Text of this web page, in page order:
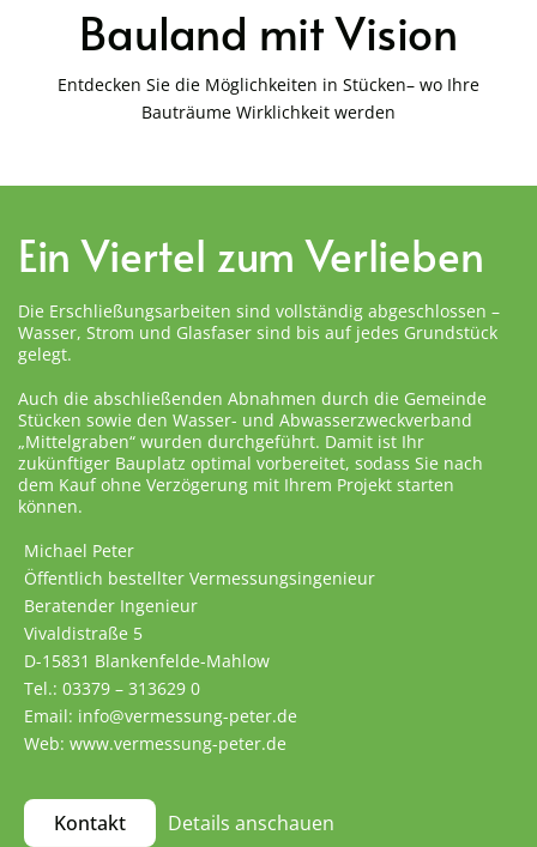
Bauland mit Vision
Entdecken Sie die Möglichkeiten in Stücken– wo Ihre
Bauträume Wirklichkeit werden
Ein Viertel zum Verlieben
Die Erschließungsarbeiten sind vollständig abgeschlossen –
Wasser, Strom und Glasfaser sind bis auf jedes Grundstück
gelegt.
Auch die abschließenden Abnahmen durch die Gemeinde
Stücken sowie den Wasser- und Abwasserzweckverband
„Mittelgraben“ wurden durchgeführt. Damit ist Ihr
zukünftiger Bauplatz optimal vorbereitet, sodass Sie nach
dem Kauf ohne Verzögerung mit Ihrem Projekt starten
können.
Michael Peter
Öffentlich bestellter Vermessungsingenieur
Beratender Ingenieur
Vivaldistraße 5
D-15831 Blankenfelde-Mahlow
Tel.: 03379 – 313629 0
Email: info@vermessung-peter.de
Web: www.vermessung-peter.de
Kontakt Details anschauen